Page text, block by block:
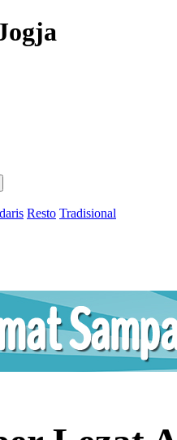
Resto Tradisional